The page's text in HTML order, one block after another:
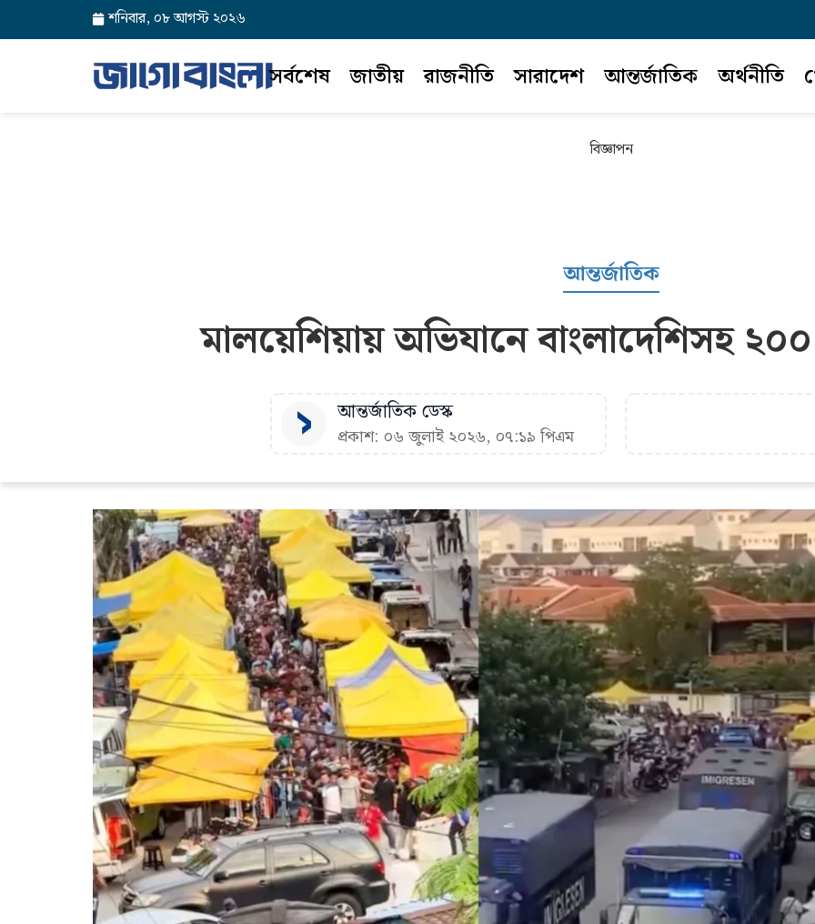
শনিবার, ০৮ আগস্ট ২০২৬
সর্বশেষ জাতীয় রাজনীতি সারাদেশ আন্তর্জাতিক অর্থনীতি
বিজ্ঞাপন
আন্তর্জাতিক
মালয়েশিয়ায় অভিযানে বাংলাদেশিসহ
আন্তর্জাতিক ডেস্ক
প্রকাশ: ০৬ জুলাই ২০২৬, ০৭:১৯ পিএম